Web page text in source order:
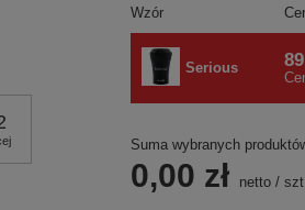
Wzór
Serious
Suma wybranych
0,00 zł netto/